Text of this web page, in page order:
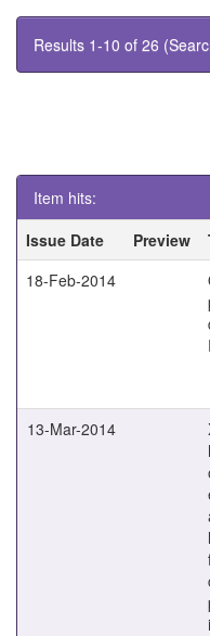
Results 1-10 of 26
Item hits:
Issue Date
Preview
18-Feb-2014
13-Mar-2014